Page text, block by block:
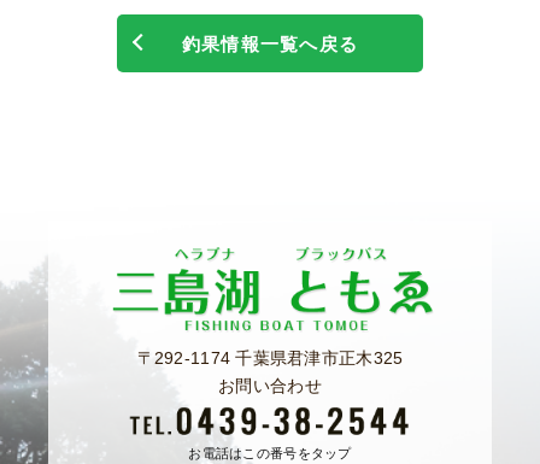
釣果情報一覧へ戻る
〒292-1174 千葉県君津市正木325
お問い合わせ
お電話はこの番号をタップ